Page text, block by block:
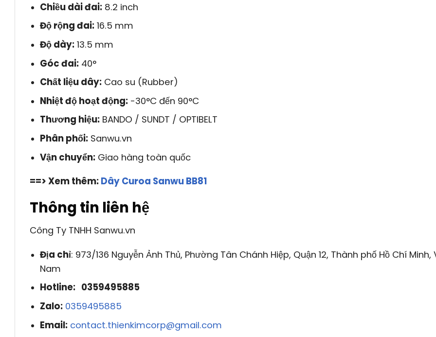
Chiều dài đai:8.2 inch
Độ rộng đai:16.5 mm
Độ dày:13.5 mm
Góc đai:40°
Chất liệu dây:Cao su (Rubber)
Nhiệt độ hoạt động:-30°C đến 90°C
Thương hiệu:BANDO / SUNDT / OPTIBELT
Phân phối:Sanwu.vn
Vận chuyển:Giao hàng toàn quốc
==> Xem thêm: Dây Curoa Sanwu BB81
Thông tin liên hệ
Công Ty TNHH Sanwu.vn
Địa chỉ: 973/136 Nguyễn Ảnh Thủ, Phường Tân Chánh Hiệp, Quận 12, Thành phố Hồ Chí Minh,
Nam
Hotline: 0359495885
Zalo: 0359495885
Email: contact.thienkimcorp@gmail.com